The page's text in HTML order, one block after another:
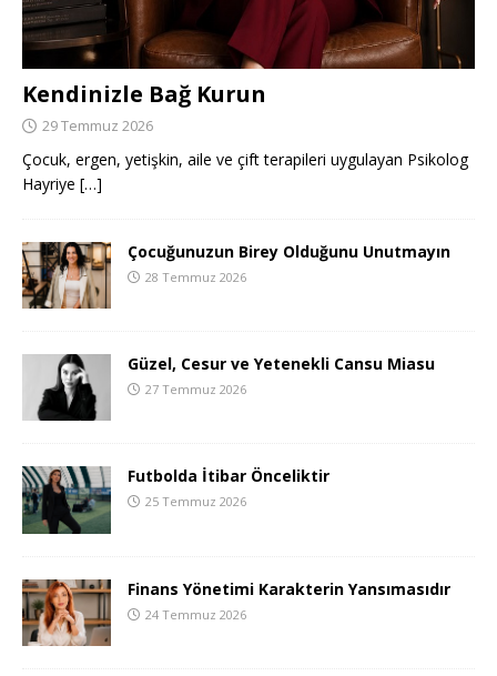
Kendinizle Bağ Kurun
29 Temmuz 2026
Çocuk, ergen, yetişkin, aile ve çift terapileri uygulayan Psikolog
Hayriye […]
Çocuğunuzun Birey Olduğunu Unutmayın
28 Temmuz 2026
Güzel, Cesur ve Yetenekli Cansu Miasu
27 Temmuz 2026
Futbolda İtibar Önceliktir
25 Temmuz 2026
Finans Yönetimi Karakterin Yansımasıdır
24 Temmuz 2026